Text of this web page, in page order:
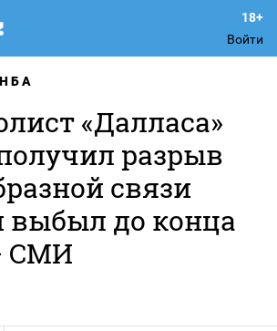
Войти
НБА
«Далласа»
разрыв
связи
выбыл до конца
СМИ